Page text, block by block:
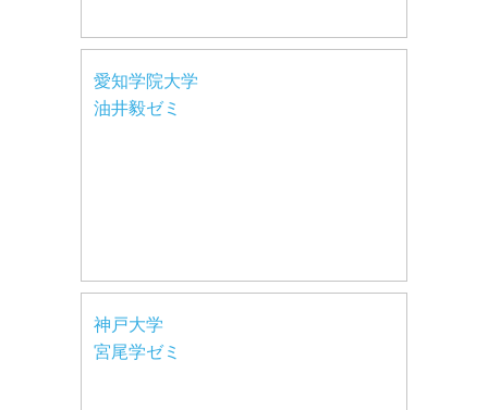
愛知学院大学
油井毅ゼミ
神戸大学
宮尾学ゼミ